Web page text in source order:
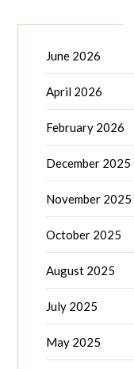
June 2026
April 2026
February 2026
December 2025
November 2025
October 2025
August 2025
July 2025
May 2025